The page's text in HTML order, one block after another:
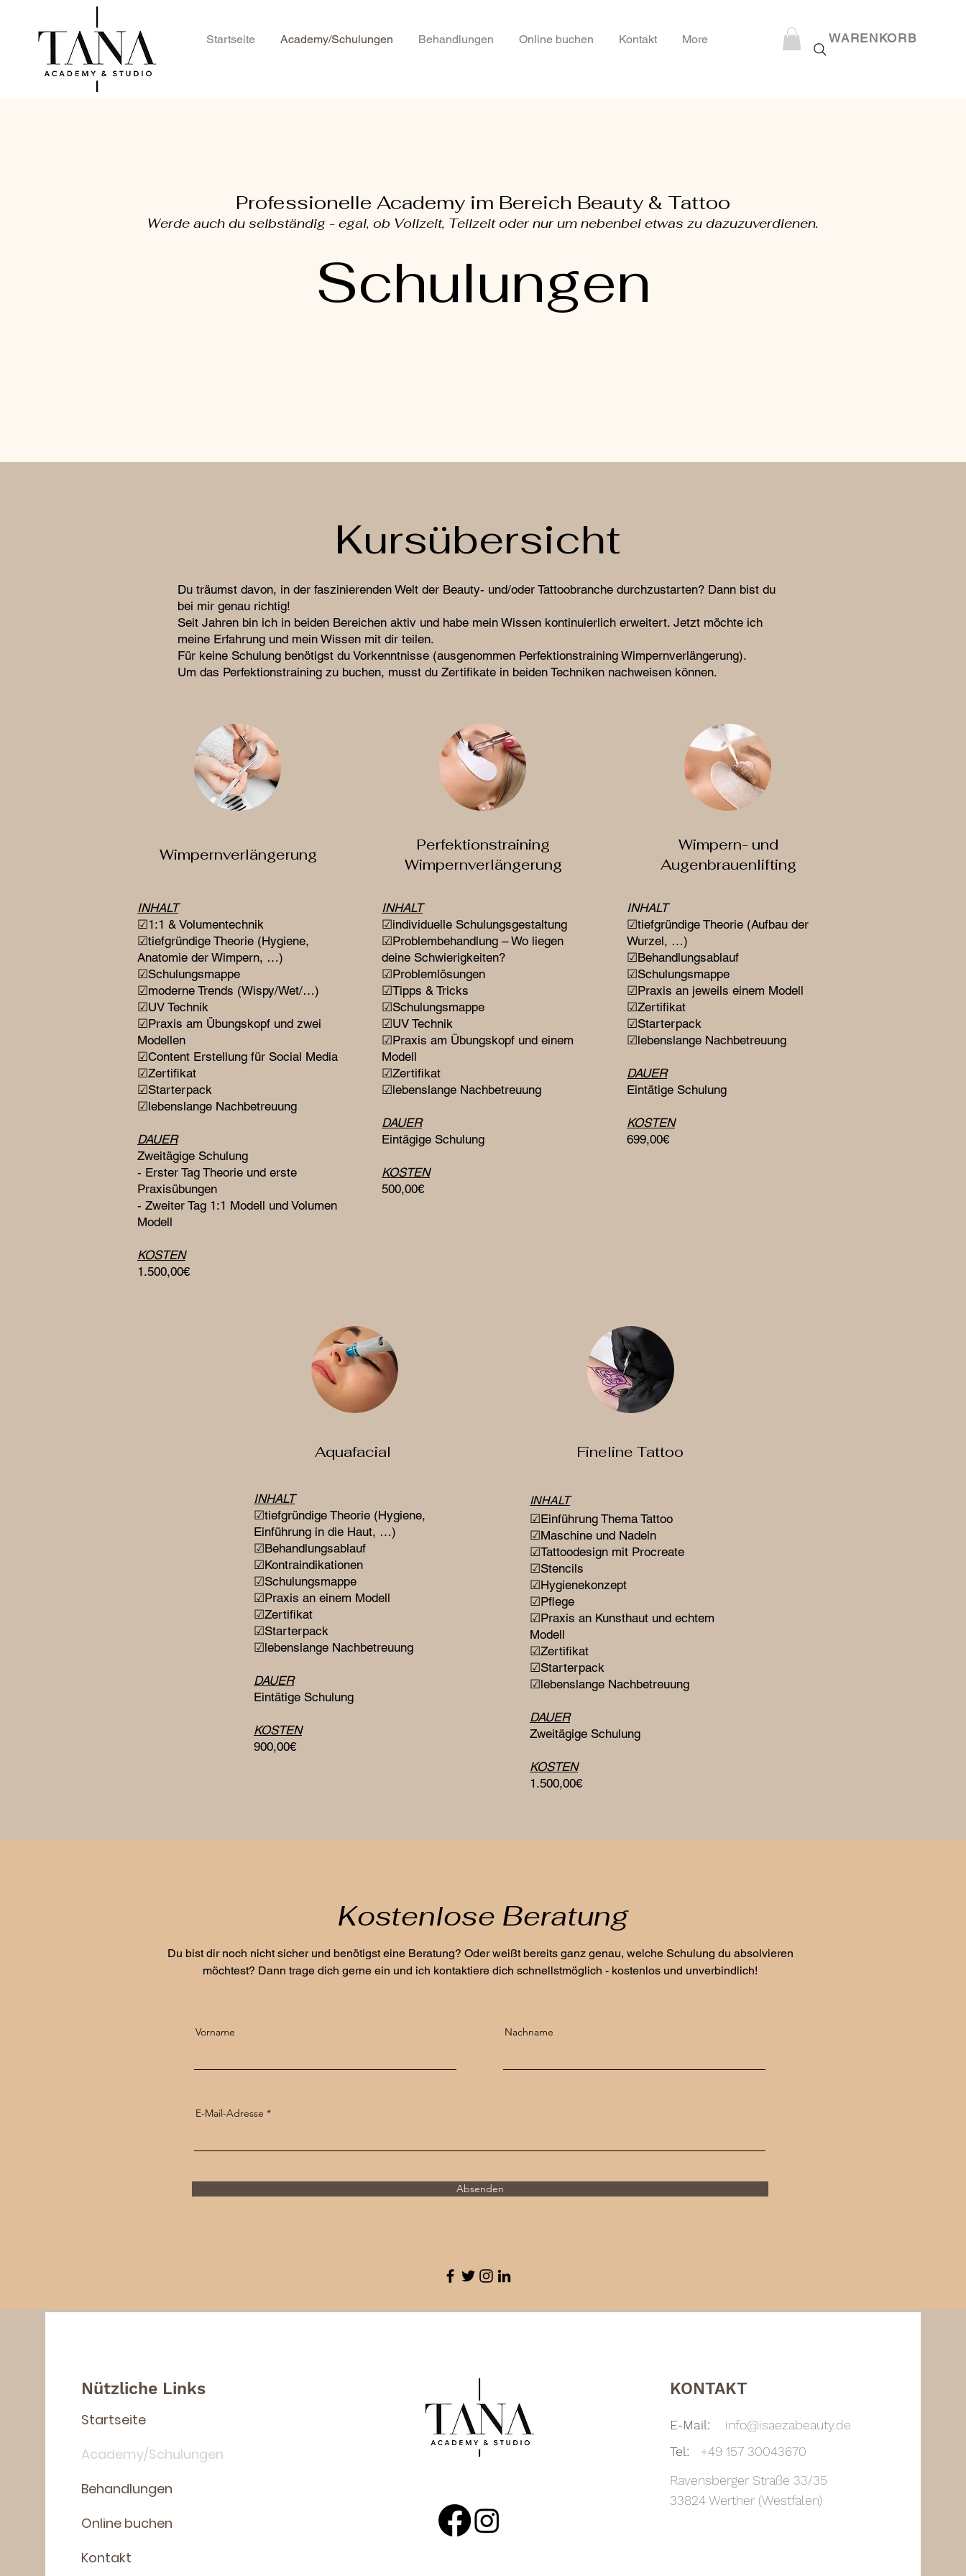
Startseite Academy/Schulungen Behandlungen Online buchen Kontakt More WARENKORB
Professionelle Academy im Bereich Beauty & Tattoo
Werde auch du selbständig - egal, ob Vollzeit, Teilzeit oder nur um nebenbei etwas zu dazuzuverdienen.
Schulungen
Kursübersicht
Du träumst davon, in der faszinierenden Welt der Beauty- und/oder Tattoobranche durchzustarten? Dann bist du
bei mir genau richtig!
Seit Jahren bin ich in beiden Bereichen aktiv und habe mein Wissen kontinuierlich erweitert. Jetzt möchte ich
meine Erfahrung und mein Wissen mit dir teilen.
Für keine Schulung benötigst du Vorkenntnisse (ausgenommen Perfektionstraining Wimpernverlängerung).
Um das Perfektionstraining zu buchen, musst du Zertifikate in beiden Techniken nachweisen können.
Wimpernverlängerung
INHALT
☑1:1 & Volumentechnik
☑tiefgründige Theorie (Hygiene,
Anatomie der Wimpern, …)
☑Schulungsmappe
☑moderne Trends (Wispy/Wet/…)
☑UV Technik
☑Praxis am Übungskopf und zwei
Modellen
☑Content Erstellung für Social Media
☑Zertifikat
☑Starterpack
☑lebenslange Nachbetreuung
DAUER
Zweitägige Schulung
- Erster Tag Theorie und erste
Praxisübungen
- Zweiter Tag 1:1 Modell und Volumen
Modell
KOSTEN
1.500,00€
Perfektionstraining
Wimpernverlängerung
INHALT
☑individuelle Schulungsgestaltung
☑Problembehandlung – Wo liegen
deine Schwierigkeiten?
☑Problemlösungen
☑Tipps & Tricks
☑Schulungsmappe
☑UV Technik
☑Praxis am Übungskopf und einem
Modell
☑Zertifikat
☑lebenslange Nachbetreuung
DAUER
Eintägige Schulung
KOSTEN
500,00€
Wimpern- und
Augenbrauenlifting
​INHALT
☑tiefgründige Theorie (Aufbau der
Wurzel, …)
☑Behandlungsablauf
☑Schulungsmappe
☑Praxis an jeweils einem Modell
☑Zertifikat
☑Starterpack
☑lebenslange Nachbetreuung
DAUER
Eintätige Schulung
KOSTEN
699,00€
Aquafacial
INHALT
☑tiefgründige Theorie (Hygiene,
Einführung in die Haut, …)
☑Behandlungsablauf
☑Kontraindikationen
☑Schulungsmappe
☑Praxis an einem Modell
☑Zertifikat
☑Starterpack
☑lebenslange Nachbetreuung
DAUER
Eintätige Schulung
KOSTEN
900,00€
Fineline Tattoo
INHALT
☑Einführung Thema Tattoo
☑Maschine und Nadeln
☑Tattoodesign mit Procreate
☑Stencils
☑Hygienekonzept
☑Pflege
☑Praxis an Kunsthaut und echtem
Modell
☑Zertifikat
☑Starterpack
☑lebenslange Nachbetreuung
DAUER
Zweitägige Schulung
KOSTEN
1.500,00€
Kostenlose Beratung
Du bist dir noch nicht sicher und benötigst eine Beratung? Oder weißt bereits ganz genau, welche Schulung du absolvieren
möchtest? Dann trage dich gerne ein und ich kontaktiere dich schnellstmöglich - kostenlos und unverbindlich!
Vorname Nachname
E-Mail-Adresse
Absenden
Nützliche Links
Startseite
Academy/Schulungen
Behandlungen
Online buchen
Kontakt
KONTAKT
E-Mail:
info@isaezabeauty.de
Tel:
+49 157 30043670
Ravensberger Straße 33/35
33824 Werther (Westfalen)